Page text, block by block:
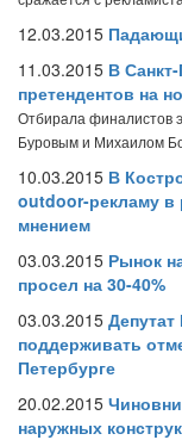
12.03.2015
11.03.2015 В
претендентов на
Отбирала финалистов
Буровым и Михаилом
10.03.2015 В
outdoor-рекламу в
мнением
03.03.2015 Рынок
просел на 30-40%
03.03.2015
поддерживать
Петербурге
20.02.2015
наружных